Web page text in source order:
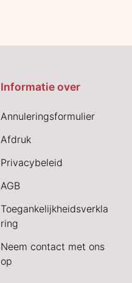
Informatie over
Annuleringsformulier
Afdruk
Privacybeleid
AGB
Toegankelijkheidsverkla
ring
Neem contact met ons
op